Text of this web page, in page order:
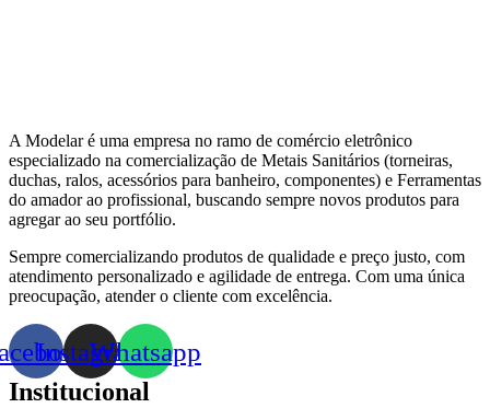
A Modelar é uma empresa no ramo de comércio eletrônico
especializado na comercialização de Metais Sanitários (torneiras,
duchas, ralos, acessórios para banheiro, componentes) e Ferramentas
do amador ao profissional, buscando sempre novos produtos para
agregar ao seu portfólio.
Sempre comercializando produtos de qualidade e preço justo, com
atendimento personalizado e agilidade de entrega. Com uma única
preocupação, atender o cliente com excelência.
InstagramWhatsapp
Institucional